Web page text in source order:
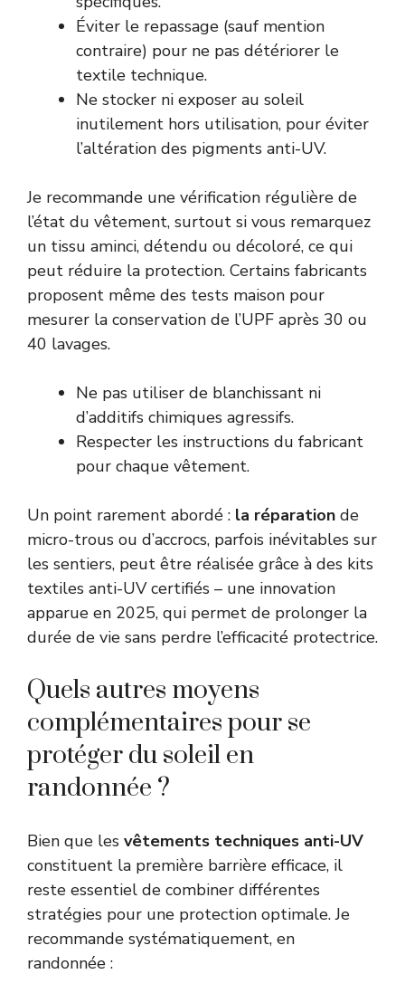
Éviter le repassage (sauf mention
contraire) pour ne pas détériorer le
textile technique.
Ne stocker ni exposer au soleil
inutilement hors utilisation, pour éviter
l’altération des pigments anti-UV.
Je recommande une vérification régulière de
l’état du vêtement, surtout si vous remarquez
un tissu aminci, détendu ou décoloré, ce qui
peut réduire la protection. Certains fabricants
proposent même des tests maison pour
mesurer la conservation de l’UPF après 30 ou
40 lavages.
Ne pas utiliser de blanchissant ni
d’additifs chimiques agressifs.
Respecter les instructions du fabricant
pour chaque vêtement.
Un point rarement abordé : la réparation de
micro-trous ou d’accrocs, parfois inévitables sur
les sentiers, peut être réalisée grâce à des kits
textiles anti-UV certifiés – une innovation
apparue en 2025, qui permet de prolonger la
durée de vie sans perdre l’efficacité protectrice.
Quels autres moyens
complémentaires pour se
protéger du soleil en
randonnée ?
Bien que les vêtements techniques anti-UV
constituent la première barrière efficace, il
reste essentiel de combiner différentes
stratégies pour une protection optimale. Je
recommande systématiquement, en
randonnée :